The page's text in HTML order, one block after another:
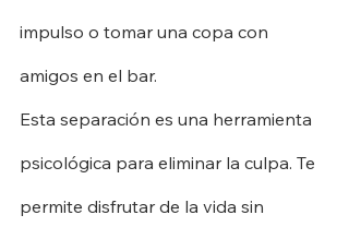
impulso o tomar una copa con
amigos en el bar.
Esta separación es una herramienta
psicológica para eliminar la culpa. Te
permite disfrutar de la vida sin